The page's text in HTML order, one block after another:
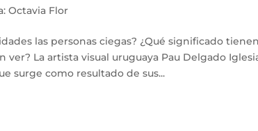
Octavia Flor
las personas ciegas? ¿Qué significado
ver? La artista visual uruguaya Pau Delgado
surge como resultado de sus...